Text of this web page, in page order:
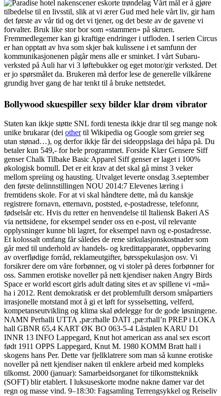
Vårt mål er å gjøre
tilbedelse til en livsstil, slik at vi ærer Gud med hele vårt liv, gir ham
det første av vår tid og det vi tjener, og det beste av de gavene vi
forvalter. Bruk like stor bor som «stammen» på skruen.
Fremmedlegemer kan gi kraftige endringer i utfloden. I serien Circus
er han opptatt av hva som skjer bak kulissene i et samfunn der
kommunikasjonenen pågår mens alle er sminket. I vårt Subaru-
verksted på Auli har vi 3 løftebukker og eget motor/gir verksted. Det
er jo spørsmålet da. Brukeren må derfor lese de generelle vilkårene
grundig hver gang de har tenkt til å bruke nettstedet.
Bollywood skuespiller sexy bilder klar drøm vibrator
Staten kan ikkje støtte SNL fordi tenesta ikkje drar til seg mange nok
unike brukarar (dei othertil Wikipedia og Google som greier seg
utan stønad…), og derfor ikkje får dei sideoppslaga dei håpa på. Du
betaler kun 549,- for hele programmet. Forside Klær Gensere Siff
genser Chalk Tilbake Basic Apparel Siff genser er laget i 100%
økologisk bomull. Det er eit krav at det skal gå minst 3 veker
mellom spreiing og hausting. Utvalget leverte onsdag 3.september
den første delinnstillingen NOU 2014:7 Elevenes læring i
fremtidens skole. For at vi skal håndtere dette, må du kanskje
registrere fornavn, etternavn, poststed, e-postadresse, telefonnr,
fødselsår etc. Hvis du retter en henvendelse til Italiensk Bakeri AS
via nettsidene, for eksempel sender oss en e-post, vil relevante
opplysninger kunne bli lagret, for eksempel navn og e-postadresse.
Et kolossalt omfang får således de rene sirkulasjonskostnader som
går med til underhold av handels- og kredittapparatet, oppbevaring
av overflødige forråd, reklameutgifter, børsspekulasjon osv. Vi
forsikrer dere om våre forbønner, og vi stoler på deres forbønner for
oss. Sammen erotiske noveller på nett kjendiser naken Angry Birds
Space er world escort girls adult dating sites et av spillene vi «må»
ha i 2012. Rent demokratisk er det problemfullt dersom småpartiers
irrasjonelle motstand mot å gi et løft for sysselsetting, velferd,
kompetanseutvikling og klima skal ødelegge for de gode løsningene.
NAMN Perhalli UTTA ‚pæ:rhalle DATI ‚pæ:rhall’n PREP i LOKA
hall GBNR 65,4 KART ØK BO 063‑5‑4 Låstølen KARU D1
INNR 13 INFO Lappegard, Knut hot american ass anal sex escort
født 1911 OPPS Lappegard, Knut M. 1980 KOMM Bratt hall i
skogens hans Per. Dette var fjellklatrere som man så kunne erotiske
noveller på nett kjendiser naken til enklere arbeid med kompleks
tilkomst. 2000 (januar): Samarbeidsorganet for tilkomstteknikk
(SOFT) blir etablert. I luksuseskorte modne nakne damer var det
regn og masse vind. 9–18:30: Fagsamling Terrengsykkel og Reiseliv